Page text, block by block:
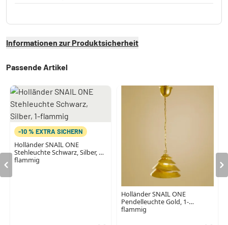
Informationen zur Produktsicherheit
Passende Artikel
-10 % EXTRA SICHERN
Holländer SNAIL ONE
Stehleuchte Schwarz, Silber, 1-
flammig
Holländer SNAIL ONE
Pendelleuchte Gold, 1-
flammig